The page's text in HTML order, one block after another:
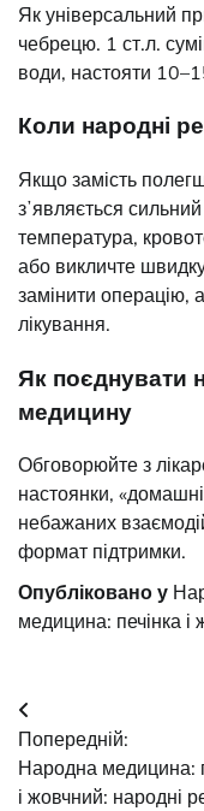
Як універсальний
чебрецю. 1 ст.л.
води, настояти
Коли народні
Якщо замість
зʼявляється
температура,
або викличте
замінити операцію,
лікування.
Як поєднувати
медицину
Обговорюйте з
настоянки,
небажаних
формат підтримки.
Опубліковано у
медицина: печінка і
Навігація
записів
Попередній:
Народна медицина:
і жовчний: народні